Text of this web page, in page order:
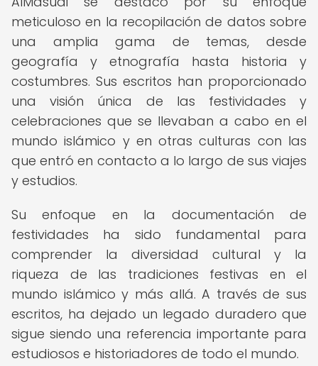
meticuloso en la recopilación de datos sobre
una amplia gama de temas, desde
geografía y etnografía hasta historia y
costumbres. Sus escritos han proporcionado
una visión única de las festividades y
celebraciones que se llevaban a cabo en el
mundo islámico y en otras culturas con las
que entró en contacto a lo largo de sus viajes
y estudios.
Su enfoque en la documentación de
festividades ha sido fundamental para
comprender la diversidad cultural y la
riqueza de las tradiciones festivas en el
mundo islámico y más allá. A través de sus
escritos, ha dejado un legado duradero que
sigue siendo una referencia importante para
estudiosos e historiadores de todo el mundo.